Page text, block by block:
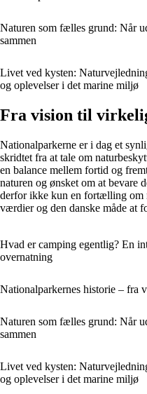
Naturen som fælles grund: Når
sammen
Livet ved kysten:
og oplevelser i det marine miljø
Fra vision til
Nationalparkerne er i dag et
skridtet fra at tale om
en balance mellem fortid og
naturen og ønsket om at bevare
derfor ikke kun en fortælling om
værdier og den danske måde at
Hvad er camping egentlig? En
overnatning
Nationalparkernes historie – fra
Naturen som fælles grund: Når
sammen
Livet ved kysten:
og oplevelser i det marine miljø